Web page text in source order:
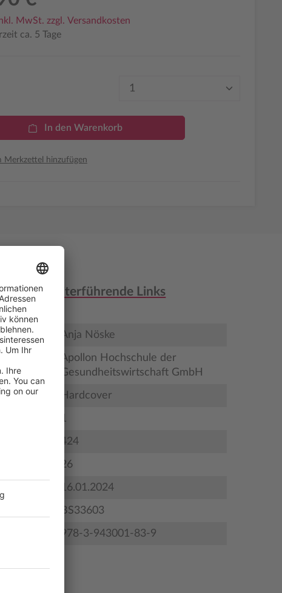
MwSt. zzgl. Versandkosten
ca. 5 Tage
Produkt Anzahl: Gib
In den Warenkorb
Merkzettel hinzufügen
& weiterführende Links
Anja Nöske
Apollon Hochschule der
Gesundheitswirtschaft GmbH
Hardcover
1
424
26
16.01.2024
BS33603
978-3-943001-83-9